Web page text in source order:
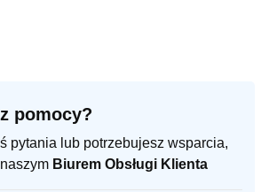
pomocy?
pytania lub potrzebujesz wsparcia,
Biurem Obsługi Klienta